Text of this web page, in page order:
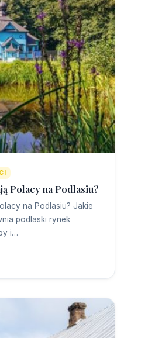
Polacy na Podlasiu?
na Podlasiu? Jakie
podlaski rynek
i…